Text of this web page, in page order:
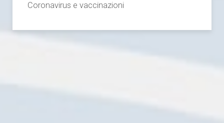
Coronavirus e vaccinazioni